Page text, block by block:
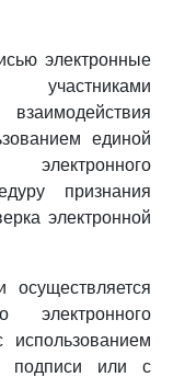
электронные
взаимодействия
единой
признания
электронной
осуществляется
электронного
использованием
подписи или с